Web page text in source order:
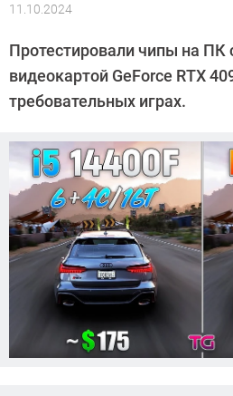
11.10.2024
Автор:
Калашников
Протестировали чипы на ПК
видеокартой GeForce RTX
требовательных играх.